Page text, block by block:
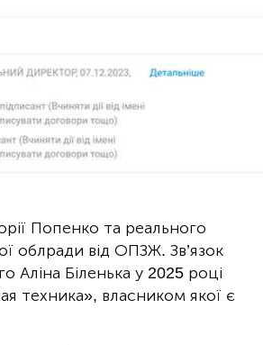
Попенко та реального
облради від ОПЗЖ. Зв’язок
Аліна Біленька у 2025 році
техника», власником якої є